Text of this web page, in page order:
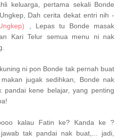
keluarga, pertama sekali Bonde
Dah cerita dekat entri nih -
, Lepas tu Bonde masak
Kari Telur semua menu ni nak
ni pon Bonde tak pernah buat
jugak sedihkan, Bonde nak
kene belajar, yang penting
kalau Fatin ke? Kanda ke ?
tak pandai nak buat,... jadi,